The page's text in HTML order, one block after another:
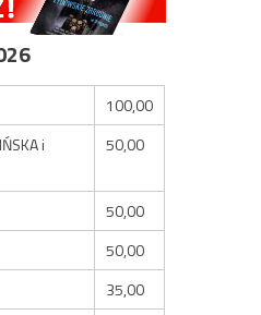
100,00
i
50,00
50,00
50,00
35,00